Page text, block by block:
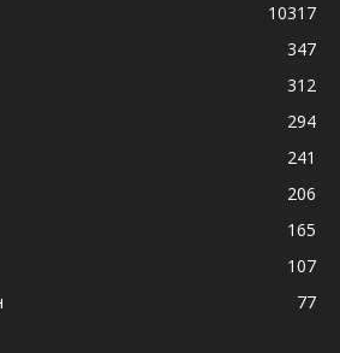
10317
347
312
294
241
206
165
107
77